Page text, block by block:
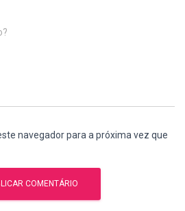
navegador para a próxima vez que